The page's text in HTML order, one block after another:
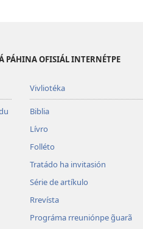
PÁHINA OFISIÁL INTERNÉTPE
Vivliotéka
Biblia
Lívro
Folléto
Tratádo ha invitasión
Série de artíkulo
Rrevísta
Prográma rreuniónpe g̃uarã